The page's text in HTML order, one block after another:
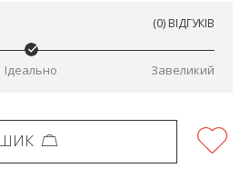
(0) ВІДГУКІВ
Ідеально Завеликий